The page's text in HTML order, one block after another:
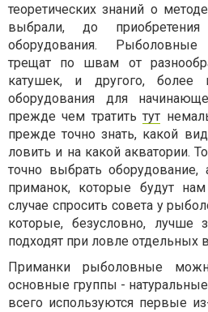
теоретических знаний о
выбрали, до приобретения
оборудования.
трещат по швам от
катушек, и другого, более
оборудования для
прежде чем тратитьтут
прежде точно знать, какой
ловить и на какой акватории.
точно выбрать
приманок, которые будут
случае спросить совета у
которые, безусловно, лучше
подходят при ловле отдельных
Приманки рыболовные
основные группы -
всего используются первые